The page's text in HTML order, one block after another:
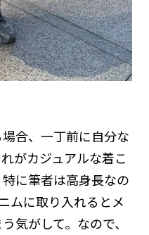
合、一丁前に自分な
がカジュアルな着こ
に筆者は高身長なの
ムに取り入れるとメ
気がして。なので、